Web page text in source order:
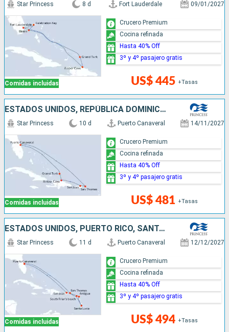
Comidas incluidas
Star Princess 8 d Fort Lauderdale 09/01/2027
US$ 445 +Tasas
Crucero Premium
Cocina refinada
Hasta 40% Off
3º y 4º pasajero gratis
ESTADOS UNIDOS, REPÚBLICA DOMINICANA, PUERTO RICO, SAN MARTÍN
Comidas incluidas
Star Princess 10 d Puerto Canaveral 14/11/2027
US$ 481 +Tasas
Crucero Premium
Cocina refinada
Hasta 40% Off
3º y 4º pasajero gratis
ESTADOS UNIDOS, PUERTO RICO, SANTA LUCIA, ANTIGUA Y BARBUDA
Comidas incluidas
Star Princess 11 d Puerto Canaveral 12/12/2027
US$ 494 +Tasas
Crucero Premium
Cocina refinada
Hasta 40% Off
3º y 4º pasajero gratis